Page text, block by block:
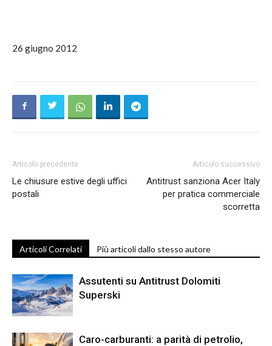
26 giugno 2012
Articolo precedente
Le chiusure estive degli uffici
postali
Articolo successivo
Antitrust sanziona Acer Italy
per pratica commerciale
scorretta
Articoli Correlati Più articoli dallo stesso autore
Assutenti su Antitrust Dolomiti
Superski
Caro-carburanti: a parità di petrolio,